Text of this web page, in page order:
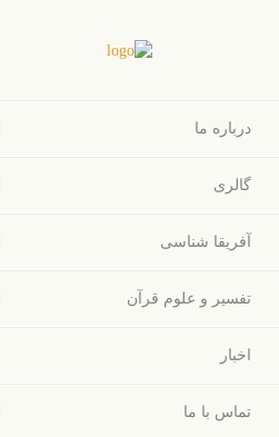
درباره ما
گالری
آفریقا شناسی
تفسیر و علوم قرآن
اخبار
تماس با ما